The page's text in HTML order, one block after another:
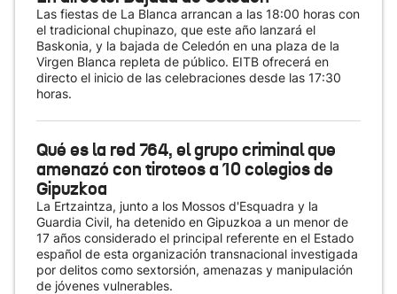
Las fiestas de La Blanca arrancan a las 18:00 horas con
el tradicional chupinazo, que este año lanzará el
Baskonia, y la bajada de Celedón en una plaza de la
Virgen Blanca repleta de público. EITB ofrecerá en
directo el inicio de las celebraciones desde las 17:30
horas.
Qué es la red 764, el grupo criminal que
amenazó con tiroteos a 10 colegios de
Gipuzkoa
La Ertzaintza, junto a los Mossos d'Esquadra y la
Guardia Civil, ha detenido en Gipuzkoa a un menor de
17 años considerado el principal referente en el Estado
español de esta organización transnacional investigada
por delitos como sextorsión, amenazas y manipulación
de jóvenes vulnerables.